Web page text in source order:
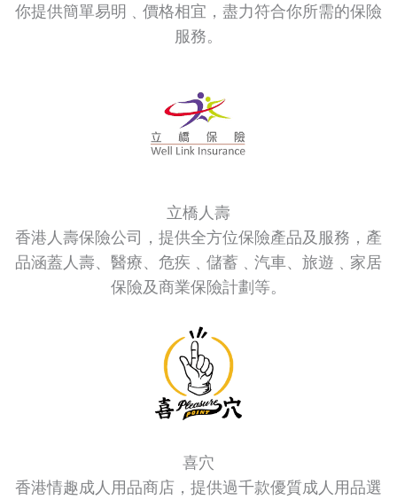
你提供簡單易明﹑價格相宜，盡力符合你所需的保險
服務。
立橋人壽
香港人壽保險公司，提供全方位保險產品及服務，產
品涵蓋人壽、醫療、危疾﹑儲蓄﹑汽車、旅遊﹑家居
保險及商業保險計劃等。
喜穴
香港情趣成人用品商店，提供過千款優質成人用品選